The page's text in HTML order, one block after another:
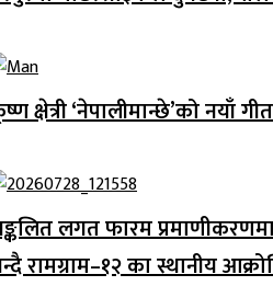
क्षेत्री ‘नेपालीमान्छे’को नयाँ
लगत फारम
रामग्राम–१२ का स्थानीय